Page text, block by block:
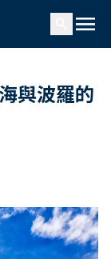
menu
與波羅的